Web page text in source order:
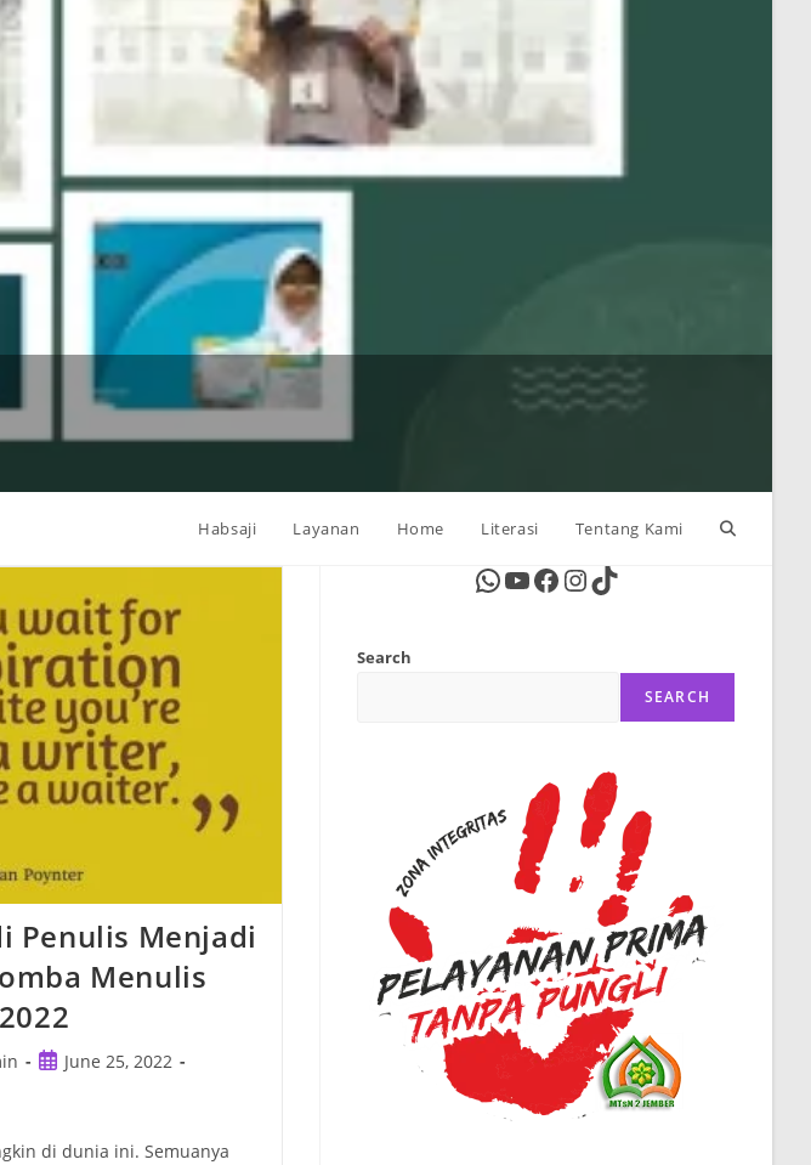
Habsaji Layanan Home Literasi Tentang Kami Toggle
search
Penulis Menjadi
Menulis
PostJune 25, 2022
di dunia ini. Semuanya
WhatsApp
YouTube
Facebook
Instagram
TikTok
Search
SEARCH